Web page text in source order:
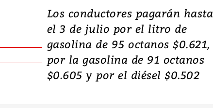
Los conductores pagarán hasta
el 3 de julio por el litro de
gasolina de 95 octanos $0.621,
por la gasolina de 91 octanos
$0.605 y por el diésel $0.502
Video, Japón: Terremoto
deja heridos y graves
daños en Kumamoto